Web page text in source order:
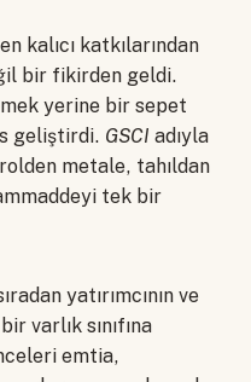
kalıcı katkılarından
bir fikirden geldi.
yerine bir sepet
geliştirdi. GSCI adıyla
metale, tahıldan
tek bir
yatırımcının ve
varlık sınıfına
emtia,